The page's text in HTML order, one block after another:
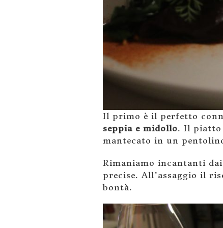
Il primo è il perfetto
seppia e midollo. Il piatto
mantecato in un
Rimaniamo incantanti
precise. All’assaggio il
bontà.